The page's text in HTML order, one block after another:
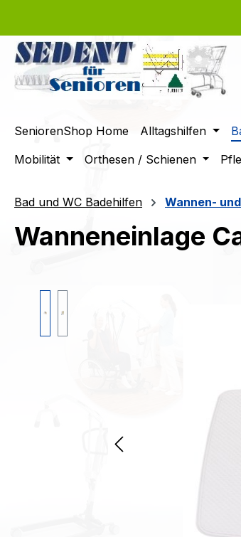
SeniorenShop Home Alltagshilfen
Mobilität
Orthesen / Schienen
Bad und WC Badehilfen Wannen-
Wanneneinlage